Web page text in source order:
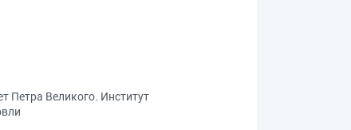
Петра Великого. Институт